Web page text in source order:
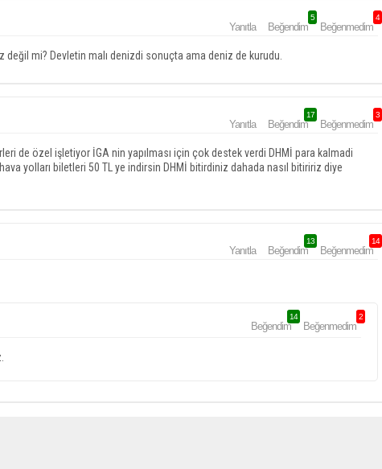
Yanıtla Beğendim
5
Beğenmedim
4
mi? Devletin malı denizdi sonuçta ama deniz de kurudu.
Yanıtla Beğendim
17
Beğenmedim
3
de özel işletiyor İGA nin yapılması için çok destek verdi DHMİ para kalmadi
yolları biletleri 50 TL ye indirsin DHMİ bitirdiniz dahada nasıl bitiririz diye
Yanıtla Beğendim
13
Beğenmedim
14
Beğendim
14
Beğenmedim
2